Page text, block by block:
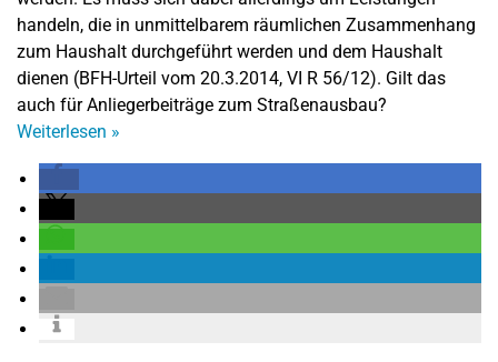
handeln, die in unmittelbarem räumlichen Zusammenhang
zum Haushalt durchgeführt werden und dem Haushalt
dienen (BFH-Urteil vom 20.3.2014, VI R 56/12). Gilt das
auch für Anliegerbeiträge zum Straßenausbau?
Weiterlesen »